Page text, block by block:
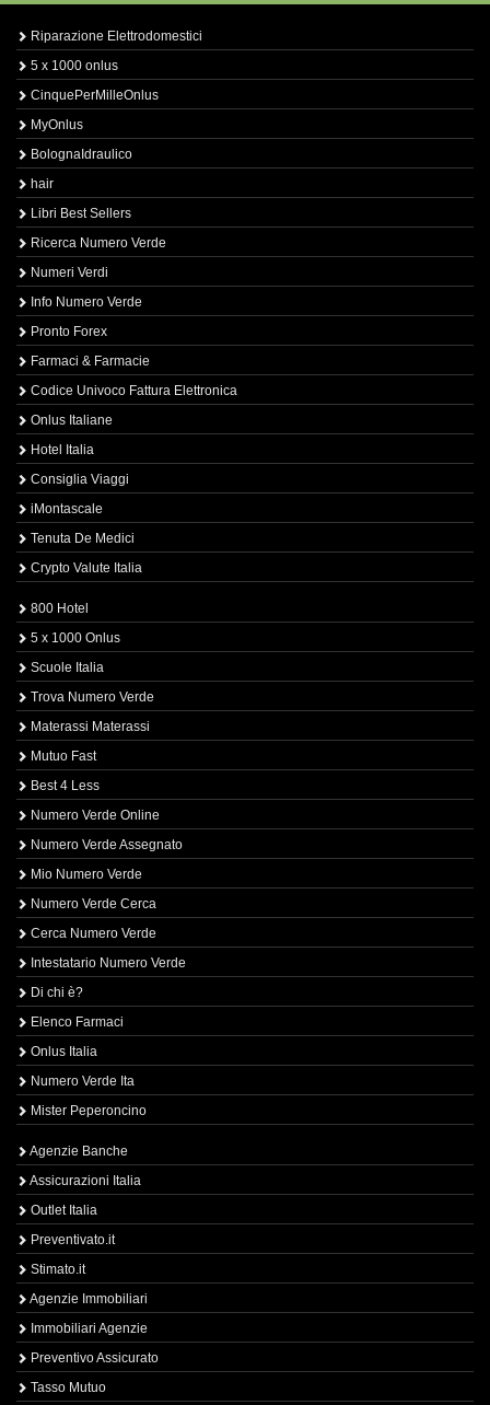
Riparazione Elettrodomestici
5 x 1000 onlus
CinquePerMilleOnlus
MyOnlus
BolognaIdraulico
hair
Libri Best Sellers
Ricerca Numero Verde
Numeri Verdi
Info Numero Verde
Pronto Forex
Farmaci & Farmacie
Codice Univoco Fattura Elettronica
Onlus Italiane
Hotel Italia
Consiglia Viaggi
iMontascale
Tenuta De Medici
Crypto Valute Italia
800 Hotel
5 x 1000 Onlus
Scuole Italia
Trova Numero Verde
Materassi Materassi
Mutuo Fast
Best 4 Less
Numero Verde Online
Numero Verde Assegnato
Mio Numero Verde
Numero Verde Cerca
Cerca Numero Verde
Intestatario Numero Verde
Di chi è?
Elenco Farmaci
Onlus Italia
Numero Verde Ita
Mister Peperoncino
Agenzie Banche
Assicurazioni Italia
Outlet Italia
Preventivato.it
Stimato.it
Agenzie Immobiliari
Immobiliari Agenzie
Preventivo Assicurato
Tasso Mutuo